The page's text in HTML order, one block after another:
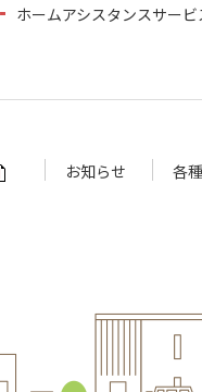
ホームアシスタンスサービ
お知らせ 各